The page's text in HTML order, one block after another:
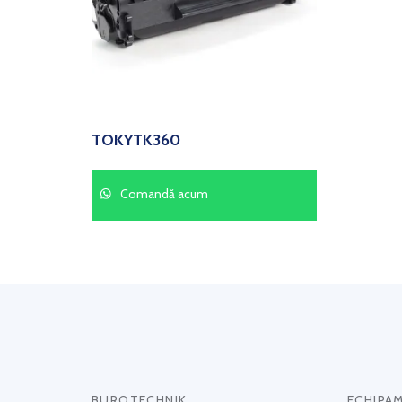
TOKYTK360
Comandă acum